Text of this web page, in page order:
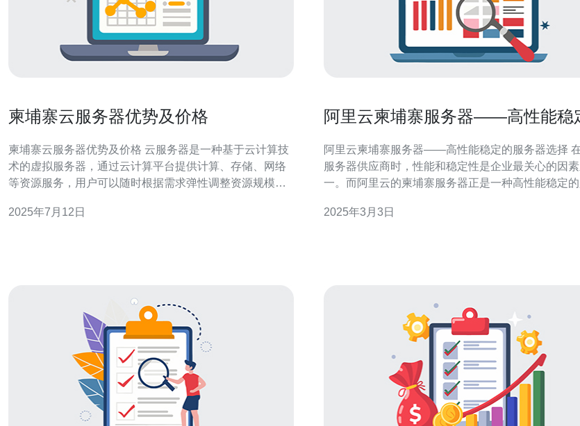
柬埔寨云服务器优势及价格
柬埔寨云服务器优势及价格 云服务器是一种基于云计算技
术的虚拟服务器，通过云计算平台提供计算、存储、网络
等资源服务，用户可以随时根据需求弹性调整资源规模，
近年来云计算产业蓬勃发展，其云服务器在以下方面具有
2025年7月12日
阿里云柬埔寨服务器——高性能稳
阿里云柬埔寨服务器——高性能稳定的服务器选择 在选择
服务器供应商时，性能和稳定性是企业最关心的因素
一。而阿里云的柬埔寨服务器正是一种高性能稳定
高效的处理器和大内存容量，确保服务器能够处理大
2025年3月3日